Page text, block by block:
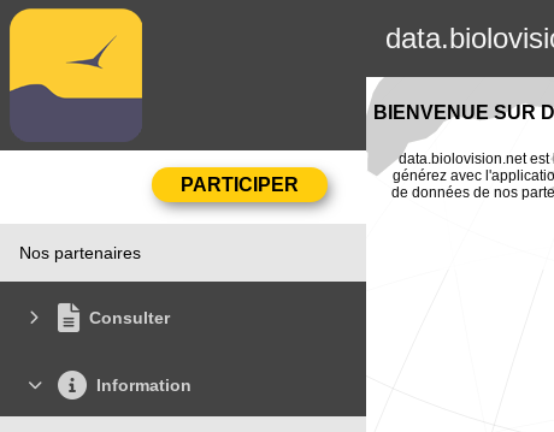
Nos partenaires
Consulter
Information
BIENVENUE SUR
data.biolovision.net
générez avec
de données de nos